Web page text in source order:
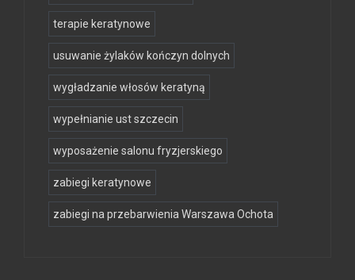
terapie keratynowe
usuwanie żylaków kończyn dolnych
wygładzanie włosów keratyną
wypełnianie ust szczecin
wyposażenie salonu fryzjerskiego
zabiegi keratynowe
zabiegi na przebarwienia Warszawa Ochota